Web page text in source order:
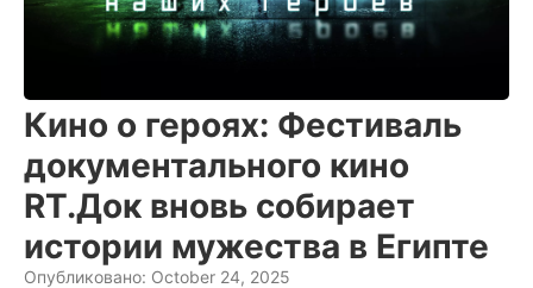
Кино о героях: Фестиваль
документального кино
RT.Док вновь собирает
истории мужества в Египте
Опубликовано: October 24, 2025